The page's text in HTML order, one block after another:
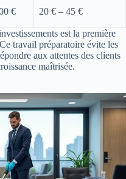
€ 20 € – 45 €
est la première
travail préparatoire évite les
aux attentes des clients
maîtrisée.